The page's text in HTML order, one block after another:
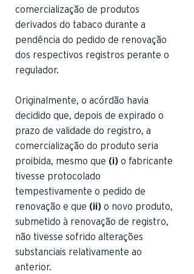
comercialização de produtos
derivados do tabaco durante a
pendência do pedido de renovação
dos respectivos registros perante o
regulador.
Originalmente, o acórdão havia
decidido que, depois de expirado o
prazo de validade do registro, a
comercialização do produto seria
proibida, mesmo que (i) o fabricante
tivesse protocolado
tempestivamente o pedido de
renovação e que (ii) o novo produto,
submetido à renovação de registro,
não tivesse sofrido alterações
substanciais relativamente ao
anterior.